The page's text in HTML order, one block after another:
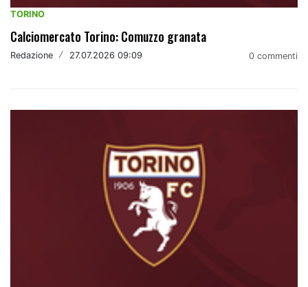
TORINO
Calciomercato Torino: Comuzzo granata
Redazione / 27.07.2026 09:09 0 commenti